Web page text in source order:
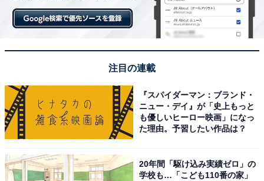
注目の連載
『スパイダーマン：ブランド・
ニュー・デイ』が「史上もっと
も優しいヒーロー映画」になっ
た理由。予習したい作品は？
20年間「駆け込み実績ゼロ」の
学校も…「こども110番の家」